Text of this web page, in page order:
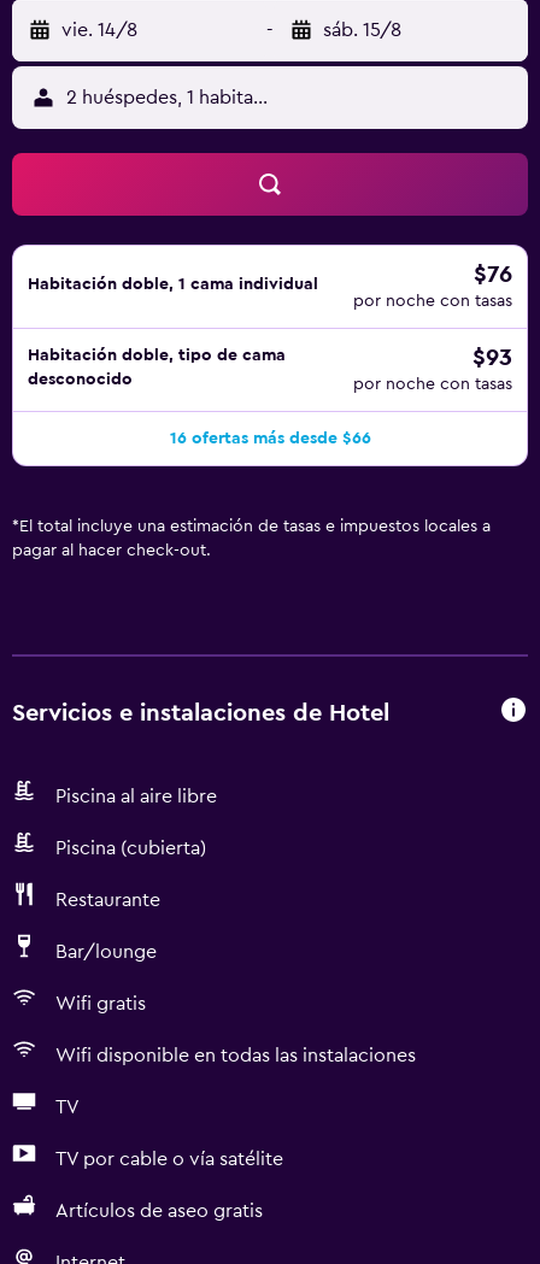
Otros servicios de ocio y esparcimiento incluyen sauna.
Se pueden practicar las actividades de ocio y
esparcimiento que se indican más abajo en las
instalaciones o cerca del alojamiento (es posible que se
aplique un recargo).
vie. 14/8 - sáb. 15/8
2 huéspedes, 1 habitación
Habitación doble, 1 cama individual $76
por noche con tasas
Habitación doble, tipo de cama
desconocido
$93
por noche con tasas
16 ofertas más desde $66
* El total incluye una estimación de tasas e impuestos locales a
pagar al hacer check-out.
Servicios e instalaciones de Hotel
Piscina al aire libre
Piscina (cubierta)
Restaurante
Bar/lounge
Wifi gratis
Wifi disponible en todas las instalaciones
TV
TV por cable o vía satélite
Artículos de aseo gratis